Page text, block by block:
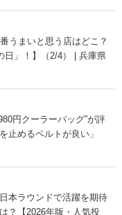
うまいと思う店はどこ？
日」！】（2/4） | 兵庫県
円クーラーバッグ”が評
めるベルトが良い」
本ラウンドで活躍を期待
？【2026年版・人気投